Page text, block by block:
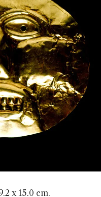
x 15.0 cm.